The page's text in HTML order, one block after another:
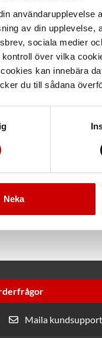
av din upplevelse,
sociala medier
kontroll över vilka
kan innebära
du till sådana
Neka
Maila